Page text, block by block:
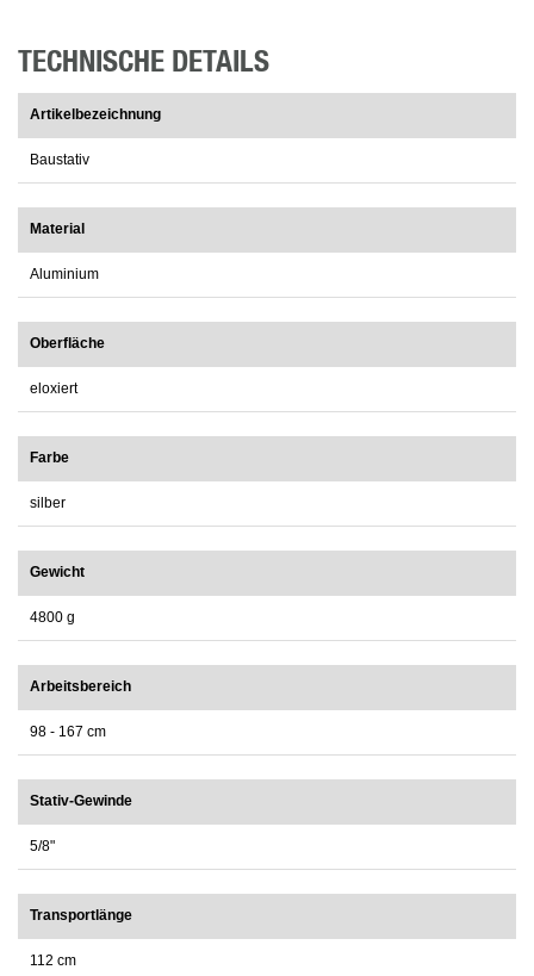
TECHNISCHE DETAILS
Artikelbezeichnung
Baustativ
Material
Aluminium
Oberfläche
eloxiert
Farbe
silber
Gewicht
4800 g
Arbeitsbereich
98 - 167 cm
Stativ-Gewinde
5/8"
Transportlänge
112 cm